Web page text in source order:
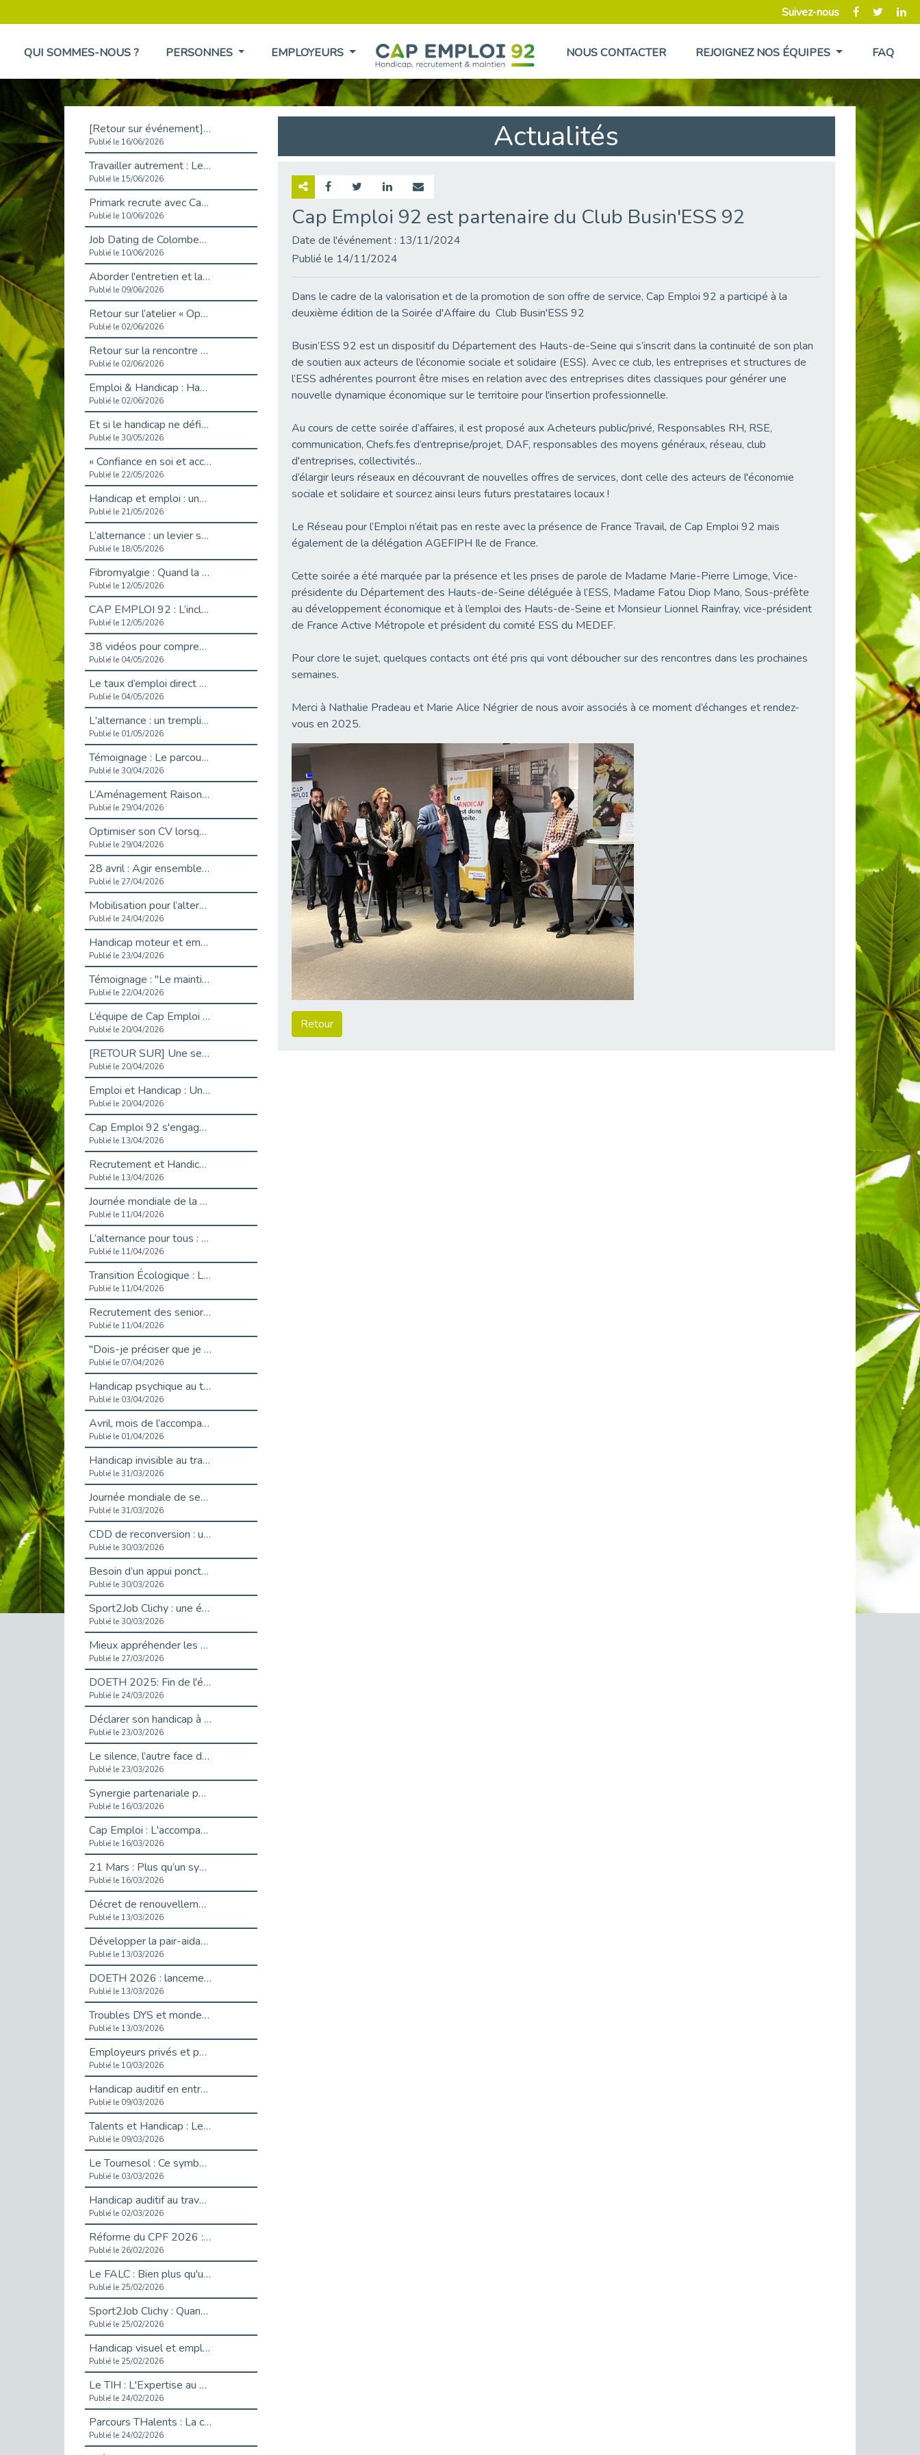
Suivez-nous
QUI SOMMES-NOUS ? PERSONNES EMPLOYEURS NOUS CONTACTER REJOIGNEZ NOS ÉQUIPES FAQ
[Retour sur événement] L'inclusion au cœur de la Place de l'Emploi à La Défense !
Publié le 16/06/2026
Travailler autrement : Le défi de l'intégration des maladies chroniques en entreprise
Publié le 15/06/2026
Primark recrute avec Cap Emploi 92, une matinée couronnée de succès !
Publié le 10/06/2026
Job Dating de Colombes – Emploi et Insertion
Publié le 10/06/2026
Aborder l'entretien et la situation de handicap en toute confiance
Publié le 09/06/2026
Retour sur l’atelier « Optimiser sa recherche d’emploi »
Publié le 02/06/2026
Retour sur la rencontre entre Cap Emploi 92 et Thales (Campus Meudon)
Publié le 02/06/2026
Emploi & Handicap : Hachette Livre et Cap emploi 92 renforcent leur collaboration
Publié le 02/06/2026
Et si le handicap ne définissait plus la carrière ?
Publié le 30/05/2026
« Confiance en soi et acceptation du handicap » : un levier puissant vers l’emploi
Publié le 22/05/2026
Handicap et emploi : une matinée pour briser les tabous
Publié le 21/05/2026
L’alternance : un levier stratégique pour recruter et inclure durablement
Publié le 18/05/2026
Fibromyalgie : Quand la douleur invisible s’invite au bureau
Publié le 12/05/2026
CAP EMPLOI 92 : L’inclusion portée à son sommet, bien au-delà des quotas
Publié le 12/05/2026
38 vidéos pour comprendre et agir durablement
Publié le 04/05/2026
Le taux d’emploi direct dans la fonction publique dépasse 6 % en 2025
Publié le 04/05/2026
L'alternance : un tremplin vers l'emploi aussi pour les personnes en situation de handicap
Publié le 01/05/2026
Témoignage : Le parcours de Marc, 44 ans
Publié le 30/04/2026
L’Aménagement Raisonnable : Un Levier pour l’Équité
Publié le 29/04/2026
Optimiser son CV lorsqu’on est en situation de handicap
Publié le 29/04/2026
28 avril : Agir ensemble pour une culture de prévention au travail
Publié le 27/04/2026
Mobilisation pour l’alternance et le handicap
Publié le 24/04/2026
Handicap moteur et emploi : réussir ses recrutements vidéo
Publié le 23/04/2026
Témoignage : "Le maintien en emploi est un investissement, pas une contrainte."
Publié le 22/04/2026
L’équipe de Cap Emploi 92 s’agrandit : Bienvenue à Charmila, Khoudia et Fadila !
Publié le 20/04/2026
[RETOUR SUR] Une session de recrutement inclusive réussie à Asnières !
Publié le 20/04/2026
Emploi et Handicap : Une alliance de style entre Cap Emploi 92 et La Cravate Solidaire
Publié le 20/04/2026
Cap Emploi 92 s'engage pour la santé mentale : La formation PSSM au cœur de l'accompagnement
Publié le 13/04/2026
Recrutement et Handicap : Et si vous testiez avant de vous engager ?
Publié le 13/04/2026
Journée mondiale de la maladie de Parkinson : Mieux comprendre pour mieux accompagner
Publié le 11/04/2026
L’alternance pour tous : Cap Emploi 92 et Seine Ouest Entreprise et Emploi mobilisés à Boulogne-Billancourt
Publié le 11/04/2026
Transition Écologique : Les Cap Emploi 75,92 et 93 s’engagent pour un Numérique Responsable
Publié le 11/04/2026
Recrutement des seniors : Un levier de transformation pour les ETI franciliennes
Publié le 11/04/2026
"Dois-je préciser que je suis handicapé sur mon CV?"
Publié le 07/04/2026
Handicap psychique au travail : et si nous changions de regard - vidéo
Publié le 03/04/2026
Avril, mois de l’accompagnement dans l’emploi avec Cap emploi.
Publié le 01/04/2026
Handicap invisible au travail : se taire ou parler? - vidéo
Publié le 31/03/2026
Journée mondiale de sensibilisation à l’autisme
Publié le 31/03/2026
CDD de reconversion : un nouveau contrat pour sécuriser le changement de métier.
Publié le 30/03/2026
Besoin d’un appui ponctuel expertise handicap ?
Publié le 30/03/2026
Sport2Job Clichy : une édition altoséquanaise avec Cap Emploi 92.
Publié le 30/03/2026
Mieux appréhender les enjeux du handicap singulier en entreprise - vidéo
Publié le 27/03/2026
DOETH 2025: Fin de l'écrêtement
Publié le 24/03/2026
Déclarer son handicap à son employeur : un levier professionnel ?
Publié le 23/03/2026
Le silence, l’autre face du recrutement : un appel au respect des candidats.
Publié le 23/03/2026
Synergie partenariale pour l'Inclusion Professionnelle chez Orange
Publié le 16/03/2026
Cap Emploi : L'accompagnement EXH c’est quoi ?
Publié le 16/03/2026
21 Mars : Plus qu’un symbole, un engagement pour l’inclusion
Publié le 16/03/2026
Décret de renouvellement de l'aide aux employeurs d'apprentis
Publié le 13/03/2026
Développer la pair-aidance en santé mentale : guide pour les employeurs
Publié le 13/03/2026
DOETH 2026 : lancement de la campagne pour les employeurs publics
Publié le 13/03/2026
Troubles DYS et monde du travail : mieux comprendre pour mieux accompagner _ vidéo
Publié le 13/03/2026
Employeurs privés et publics : vigilance face aux démarchages liés à l’OETH en 2026
Publié le 10/03/2026
Handicap auditif en entreprise, aménagements pour sécuriser la communication - vidéo
Publié le 09/03/2026
Talents et Handicap : Le Top 10 des métiers plébiscités dans les Hauts-de-Seine
Publié le 09/03/2026
Le Tournesol : Ce symbole discret qui change la vie des personnes en situation de handicap invisible
Publié le 03/03/2026
Handicap auditif au travail : rendre l’invisible accessible
Publié le 02/03/2026
Réforme du CPF 2026 : Ce qui change ce printemps pour vos droits à la formation
Publié le 26/02/2026
Le FALC : Bien plus qu'une écriture, un levier d'inclusion
Publié le 25/02/2026
Sport2Job Clichy : Quand le terrain devient le plus beau des bureaux
Publié le 25/02/2026
Handicap visuel et emploi : lever les obstacles pour révéler les - vidéo
Publié le 25/02/2026
Le TIH : L'Expertise au Service de l'Inclusion
Publié le 24/02/2026
Parcours THalents : La complémentarité au service de l'Emploi.
Publié le 24/02/2026
Actualités
Cap Emploi 92 est partenaire du Club Busin'ESS 92
Date de l'événement : 13/11/2024
Publié le 14/11/2024
Dans le cadre de la valorisation et de la promotion de son offre de service, Cap Emploi 92 a participé à la
deuxième édition de la Soirée d'Affaire du Club Busin'ESS 92
Busin’ESS 92 est un dispositif du Département des Hauts-de-Seine qui s’inscrit dans la continuité de son plan
de soutien aux acteurs de l’économie sociale et solidaire (ESS). Avec ce club, les entreprises et structures de
l’ESS adhérentes pourront être mises en relation avec des entreprises dites classiques pour générer une
nouvelle dynamique économique sur le territoire pour l'insertion professionnelle.
Au cours de cette soirée d’affaires, il est proposé aux Acheteurs public/privé, Responsables RH, RSE,
communication, Chefs.fes d’entreprise/projet, DAF, responsables des moyens généraux, réseau, club
d'entreprises, collectivités...
d’élargir leurs réseaux en découvrant de nouvelles offres de services, dont celle des acteurs de l'économie
sociale et solidaire et sourcez ainsi leurs futurs prestataires locaux !
Le Réseau pour l’Emploi n’était pas en reste avec la présence de France Travail, de Cap Emploi 92 mais
également de la délégation AGEFIPH Ile de France.
Cette soirée a été marquée par la présence et les prises de parole de Madame Marie-Pierre Limoge, Vice-
présidente du Département des Hauts-de-Seine déléguée à l’ESS, Madame Fatou Diop Mano, Sous-préfète
au développement économique et à l’emploi des Hauts-de-Seine et Monsieur Lionnel Rainfray, vice-président
de France Active Métropole et président du comité ESS du MEDEF.
Pour clore le sujet, quelques contacts ont été pris qui vont déboucher sur des rencontres dans les prochaines
semaines.
Merci à Nathalie Pradeau et Marie Alice Négrier de nous avoir associés à ce moment d’échanges et rendez-
vous en 2025.
Retour